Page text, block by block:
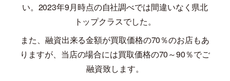
い。 2023年9月時点の自社調べでは間違いなく県北
トップクラスでした。
また、融資出来る金額が買取価格の70％のお店もあ
りますが、当店の場合には買取価格の70～90％でご
融資致します。